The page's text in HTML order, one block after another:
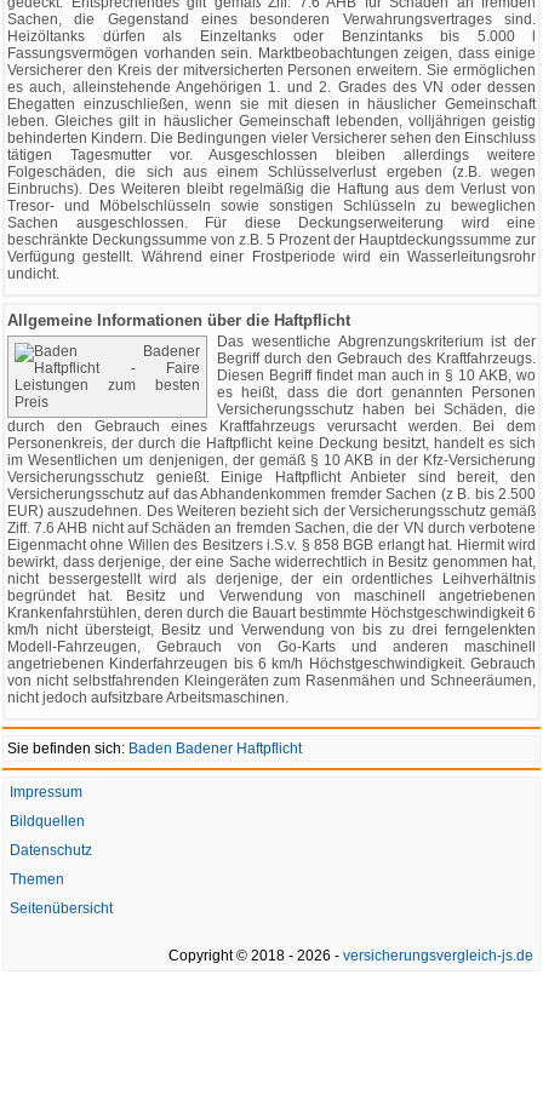
Sachen, die Gegenstand eines besonderen Verwahrungsvertrages sind.
Heizöltanks dürfen als Einzeltanks oder Benzintanks bis 5.000 l
Fassungsvermögen vorhanden sein. Marktbeobachtungen zeigen, dass einige
Versicherer den Kreis der mitversicherten Personen erweitern. Sie ermöglichen
es auch, alleinstehende Angehörigen 1. und 2. Grades des VN oder dessen
Ehegatten einzuschließen, wenn sie mit diesen in häuslicher Gemeinschaft
leben. Gleiches gilt in häuslicher Gemeinschaft lebenden, volljährigen geistig
behinderten Kindern. Die Bedingungen vieler Versicherer sehen den Einschluss
tätigen Tagesmutter vor. Ausgeschlossen bleiben allerdings weitere
Folgeschäden, die sich aus einem Schlüsselverlust ergeben (z.B. wegen
Einbruchs). Des Weiteren bleibt regelmäßig die Haftung aus dem Verlust von
Tresor- und Möbelschlüsseln sowie sonstigen Schlüsseln zu beweglichen
Sachen ausgeschlossen. Für diese Deckungserweiterung wird eine
beschränkte Deckungssumme von z.B. 5 Prozent der Hauptdeckungssumme zur
Verfügung gestellt. Während einer Frostperiode wird ein Wasserleitungsrohr
undicht.
Allgemeine Informationen über die Haftpflicht
Das wesentliche Abgrenzungskriterium ist der
Begriff durch den Gebrauch des Kraftfahrzeugs.
Diesen Begriff findet man auch in § 10 AKB, wo
es heißt, dass die dort genannten Personen
Versicherungsschutz haben bei Schäden, die
durch den Gebrauch eines Kraftfahrzeugs verursacht werden. Bei dem
Personenkreis, der durch die Haftpflicht keine Deckung besitzt, handelt es sich
im Wesentlichen um denjenigen, der gemäß § 10 AKB in der Kfz-Versicherung
Versicherungsschutz genießt. Einige Haftpflicht Anbieter sind bereit, den
Versicherungsschutz auf das Abhandenkommen fremder Sachen (z B. bis 2.500
EUR) auszudehnen. Des Weiteren bezieht sich der Versicherungsschutz gemäß
Ziff. 7.6 AHB nicht auf Schäden an fremden Sachen, die der VN durch verbotene
Eigenmacht ohne Willen des Besitzers i.S.v. § 858 BGB erlangt hat. Hiermit wird
bewirkt, dass derjenige, der eine Sache widerrechtlich in Besitz genommen hat,
nicht bessergestellt wird als derjenige, der ein ordentliches Leihverhältnis
begründet hat. Besitz und Verwendung von maschinell angetriebenen
Krankenfahrstühlen, deren durch die Bauart bestimmte Höchstgeschwindigkeit 6
km/h nicht übersteigt, Besitz und Verwendung von bis zu drei ferngelenkten
Modell-Fahrzeugen, Gebrauch von Go-Karts und anderen maschinell
angetriebenen Kinderfahrzeugen bis 6 km/h Höchstgeschwindigkeit. Gebrauch
von nicht selbstfahrenden Kleingeräten zum Rasenmähen und Schneeräumen,
nicht jedoch aufsitzbare Arbeitsmaschinen.
Sie befinden sich: Baden Badener Haftpflicht
Impressum
Bildquellen
Datenschutz
Themen
Seitenübersicht
Copyright © 2018 - 2026 - versicherungsvergleich-js.de